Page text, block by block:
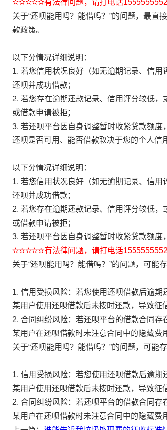
✫✫✫✫✫有法律问题，请打电话
关于“还呗能用吗？能借吗？”的问题，最直
款政策。
以下分情况详细说明：
1. 若您信用状况良好（如无逾期记录、信
还呗并成功借款；
2. 若您存在逾期还款记录、信用评分较低
或借款申请被拒；
3. 若还呗平台因自身调整暂时收紧贷款额度
还呗是否可用、能否借款取决于您的个人信
以下分情况详细说明：
1. 若您信用状况良好（如无逾期记录、信
还呗并成功借款；
2. 若您存在逾期还款记录、信用评分较低
或借款申请被拒；
3. 若还呗平台因自身调整暂时收紧贷款额度
✫✫✫✫✫有法律问题，请打电话
关于“还呗能用吗？能借吗？”的问题，可能
1. 信用受损风险：若您使用还呗借款后逾期
某用户使用还呗借款后未按时还款，导致征
2. 合同纠纷风险：若还呗平台的借款合同存
某用户在还呗借款时未注意合同中的隐藏费
关于“还呗能用吗？能借吗？”的问题，可能
1. 信用受损风险：若您使用还呗借款后逾期
某用户使用还呗借款后未按时还款，导致征
2. 合同纠纷风险：若还呗平台的借款合同存
某用户在还呗借款时未注意合同中的隐藏费